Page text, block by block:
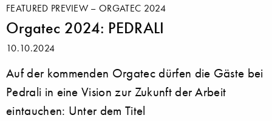
FEATURED PREVIEW – ORGATEC 2024
Orgatec 2024: PEDRALI
10.10.2024
Auf der kommenden Orgatec dürfen die Gäste bei
Pedrali in eine Vision zur Zukunft der Arbeit
eintauchen: Unter dem Titel